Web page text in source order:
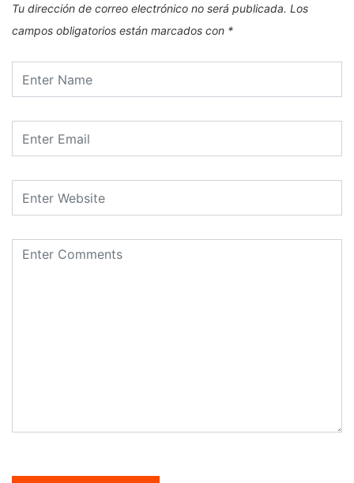
Tu dirección de correo electrónico no será publicada. Los
campos obligatorios están marcados con *